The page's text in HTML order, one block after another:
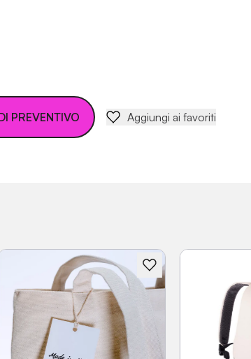
PREVENTIVO Aggiungi ai favoriti